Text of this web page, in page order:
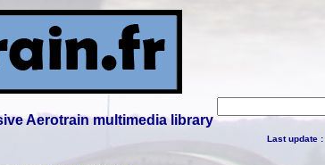
Aerotrain multimedia library
Last update :